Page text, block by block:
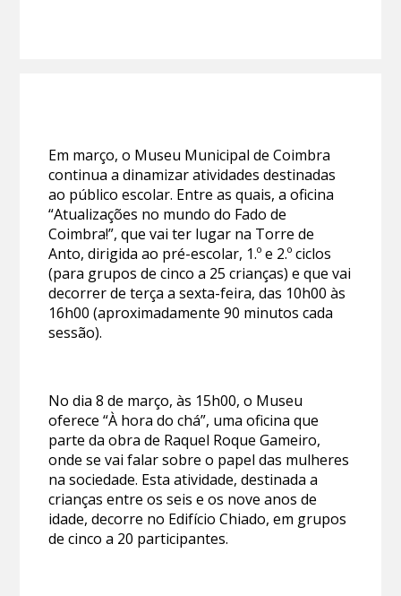
Em março, o Museu Municipal de Coimbra
continua a dinamizar atividades destinadas
ao público escolar. Entre as quais, a oficina
“Atualizações no mundo do Fado de
Coimbra!”, que vai ter lugar na Torre de
Anto, dirigida ao pré-escolar, 1.º e 2.º ciclos
(para grupos de cinco a 25 crianças) e que vai
decorrer de terça a sexta-feira, das 10h00 às
16h00 (aproximadamente 90 minutos cada
sessão).
No dia 8 de março, às 15h00, o Museu
oferece “À hora do chá”, uma oficina que
parte da obra de Raquel Roque Gameiro,
onde se vai falar sobre o papel das mulheres
na sociedade. Esta atividade, destinada a
crianças entre os seis e os nove anos de
idade, decorre no Edifício Chiado, em grupos
de cinco a 20 participantes.